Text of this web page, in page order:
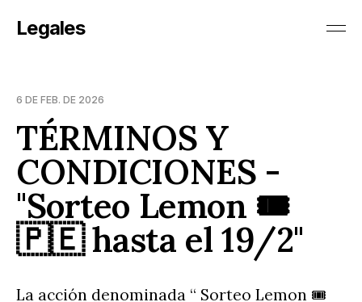
Legales
6 DE FEB. DE 2026
TÉRMINOS Y
CONDICIONES -
"Sorteo Lemon 🎟️
🇵🇪 hasta el 19/2"
La acción denominada “ Sorteo Lemon 🎟️